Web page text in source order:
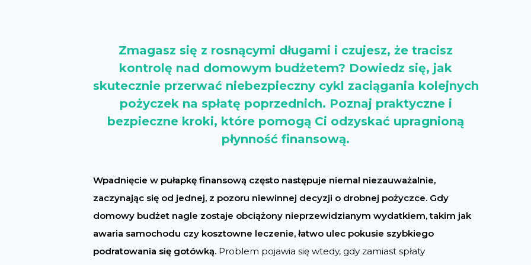
Zmagasz się z rosnącymi długami i czujesz, że tracisz
kontrolę nad domowym budżetem? Dowiedz się, jak
skutecznie przerwać niebezpieczny cykl zaciągania kolejnych
pożyczek na spłatę poprzednich. Poznaj praktyczne i
bezpieczne kroki, które pomogą Ci odzyskać upragnioną
płynność finansową.
Wpadnięcie w pułapkę finansową często następuje niemal niezauważalnie,
zaczynając się od jednej, z pozoru niewinnej decyzji o drobnej pożyczce. Gdy
domowy budżet nagle zostaje obciążony nieprzewidzianym wydatkiem, takim jak
awaria samochodu czy kosztowne leczenie, łatwo ulec pokusie szybkiego
podratowania się gotówką. Problem pojawia się wtedy, gdy zamiast spłaty